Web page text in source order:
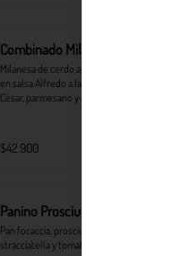
Combinado Milanesa Crocanti
Milanesa de cerdo apanada con spaghetti
en salsa Alfredo a la pimienta, ensalada
César, parmesano y crutones.
$42.900
Panino Prosciutto
Pan focaccia, prosciutto, rúgula,
stracciatella y tomates secos